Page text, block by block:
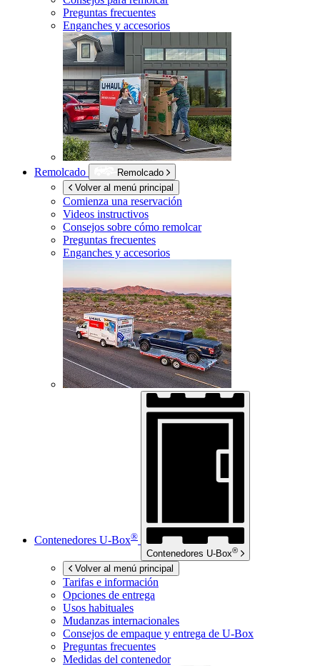
Preguntas frecuentes
Enganches y accesorios
Remolcado
Remolcado
Volver al menú principal
Comienza una reservación
Videos instructivos
Consejos sobre cómo remolcar
Preguntas frecuentes
Enganches y accesorios
Contenedores U-Box®
Contenedores U-Box®
Volver al menú principal
Tarifas e información
Opciones de entrega
Usos habituales
Mudanzas internacionales
Consejos de empaque y entrega de U-Box
Preguntas frecuentes
Medidas del contenedor